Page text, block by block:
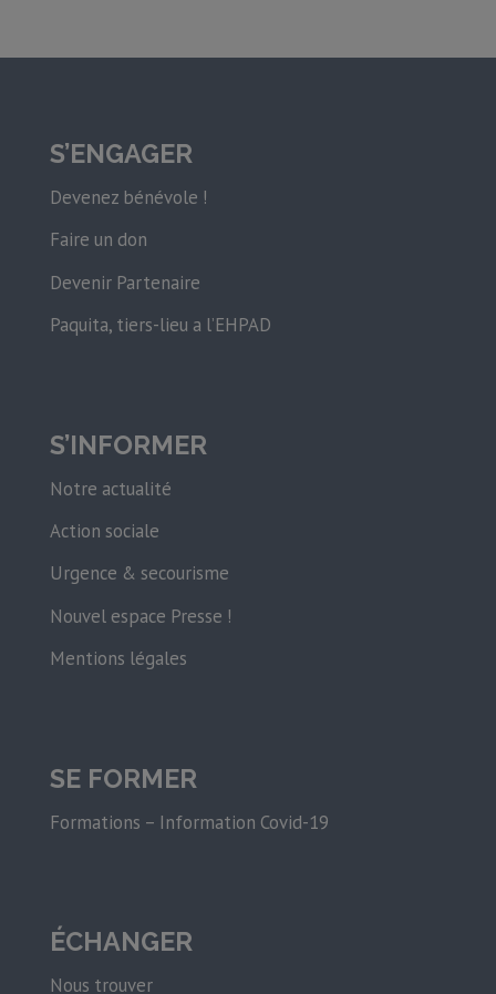
S’ENGAGER
Devenez bénévole !
Faire un don
Devenir Partenaire
Paquita, tiers-lieu a l’EHPAD
S’INFORMER
Notre actualité
Action sociale
Urgence & secourisme
Nouvel espace Presse !
Mentions légales
SE FORMER
Formations – Information Covid-19
ÉCHANGER
Nous trouver